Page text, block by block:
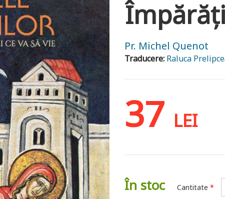
Pr. Michel Quenot
Traducere: Raluca
37 LEI
În stoc Cantitate *